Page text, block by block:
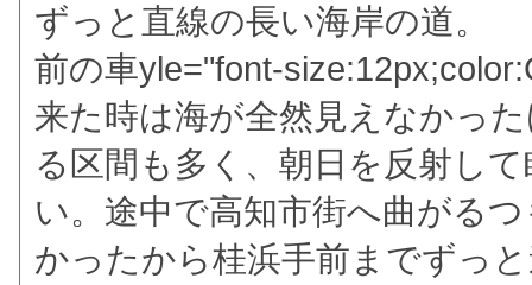
ずっと直線の長い海岸の道。
前の車yle="font-
来た時は海が全然見えなかっ
る区間も多く、朝日を反射し
い。途中で高知市街へ曲がる
かったから桂浜手前までずっ